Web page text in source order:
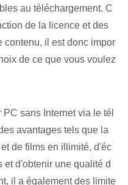
au téléchargement. C
de la licence et des
contenu, il est donc impor
de ce que vous voulez
sans Internet via le tél
avantages tels que la
de films en illimité, d'éc
d'obtenir une qualité d
il ‌a également des limite